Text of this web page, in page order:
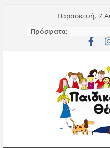
περιεχόμενο
Παρασκευή, 7
Πρόσφατα: